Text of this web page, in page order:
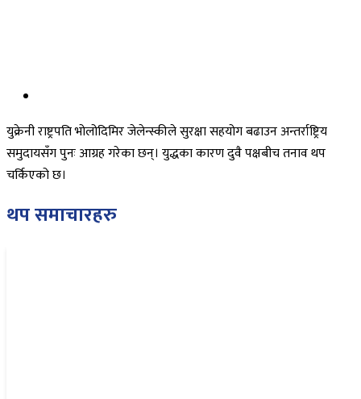
युक्रेनी राष्ट्रपति भोलोदिमिर जेलेन्स्कीले सुरक्षा सहयोग बढाउन अन्तर्राष्ट्रिय
समुदायसँग पुनः आग्रह गरेका छन्। युद्धका कारण दुवै पक्षबीच तनाव थप
चर्किएको छ।
थप समाचारहरु